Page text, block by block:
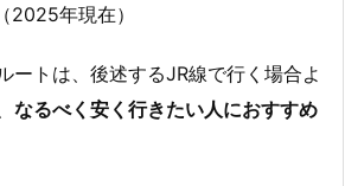
年現在）
ートは、後述するJR線で行く場合よ
なるべく安く行きたい人におすすめ